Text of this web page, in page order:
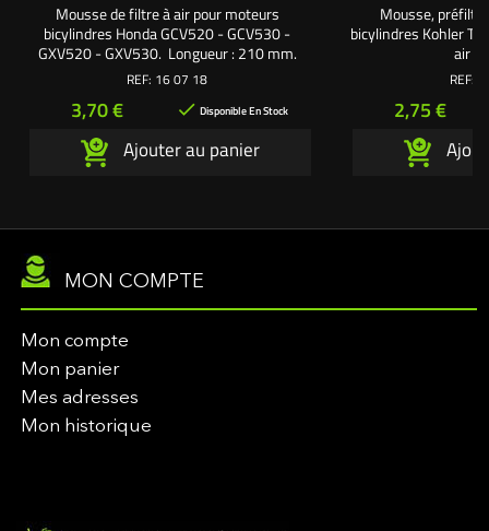
Mousse de filtre à air pour moteurs
bicylindres Honda GCV520 - GCV530 -
GXV520 - GXV530. Longueur : 210 mm.
Largeur : 110 mm. Épaisseur : 10 mm. Pour
filtre à air 160618
REF: 16 07 18
Prix
3,70 €  Disponible En Stock
Ajouter au panier
Mousse,
bicylindres Kohler
air
REF:
Prix
2,75 €
MON COMPTE
Mon compte
Mon panier
Mes adresses
Mon historique